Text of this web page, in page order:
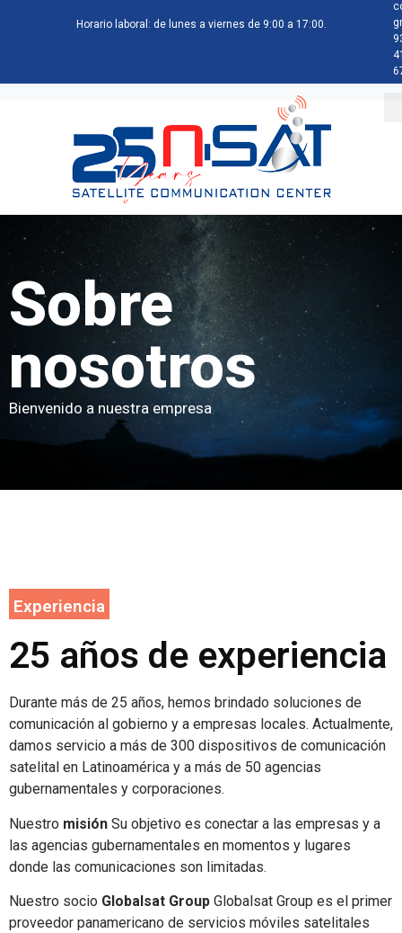
Horario laboral: de lunes a viernes de 9:00 a 17:00.
Sobre
nosotros
Bienvenido a nuestra empresa
Experiencia
25 años de experiencia
Durante más de 25 años, hemos brindado soluciones de
comunicación al gobierno y a empresas locales. Actualmente,
damos servicio a más de 300 dispositivos de comunicación
satelital en Latinoamérica y a más de 50 agencias
gubernamentales y corporaciones.
Nuestro misión Su objetivo es conectar a las empresas y a
las agencias gubernamentales en momentos y lugares
donde las comunicaciones son limitadas.
Nuestro socio Globalsat Group Globalsat Group es el primer
proveedor panamericano de servicios móviles satelitales